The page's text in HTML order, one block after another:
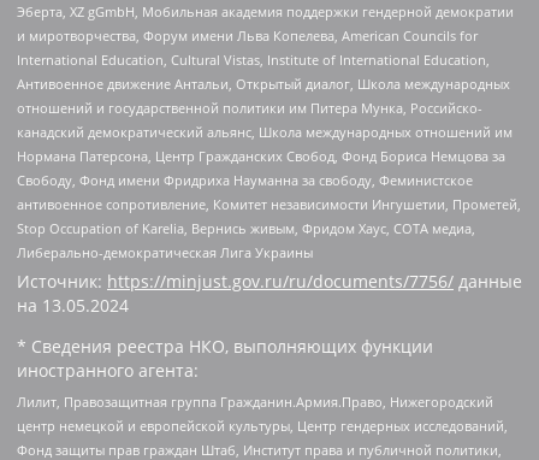
Эберта, XZ gGmbH, Мобильная академия поддержки гендерной демократии
и миротворчества, Форум имени Льва Копелева, American Councils for
International Education, Cultural Vistas, Institute of International Education,
Антивоенное движение Антальи, Открытый диалог, Школа международных
отношений и государственной политики им Питера Мунка, Российско-
канадский демократический альянс, Школа международных отношений им
Нормана Патерсона, Центр Гражданских Свобод, Фонд Бориса Немцова за
Свободу, Фонд имени Фридриха Науманна за свободу, Феминистское
антивоенное сопротивление, Комитет независимости Ингушетии, Прометей,
Stop Occupation of Karelia, Вернись живым, Фридом Хаус, СОТА медиа,
Либерально-демократическая Лига Украины
Источник: https://minjust.gov.ru/ru/documents/7756/ данные
на 13.05.2024
* Сведения реестра НКО, выполняющих функции
иностранного агента:
Лилит, Правозащитная группа Гражданин.Армия.Право, Нижегородский
центр немецкой и европейской культуры, Центр гендерных исследований,
Фонд защиты прав граждан Штаб, Институт права и публичной политики,